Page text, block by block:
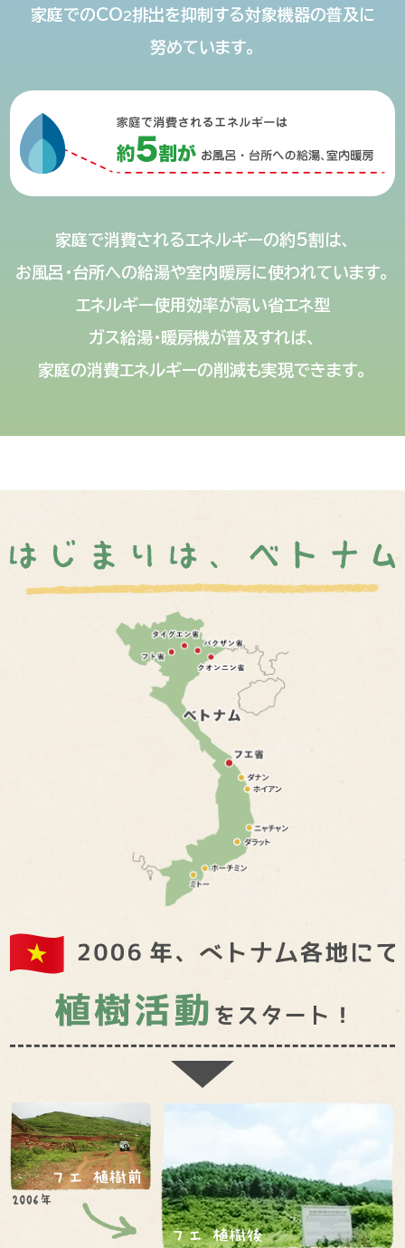
家庭でのCO2排出を抑制する対象機器の普及に
努めています。
家庭で消費されるエネルギーの約5割は、
お風呂・台所への給湯や室内暖房に使われています。
エネルギー使用効率が高い省エネ型
ガス給湯・暖房機が普及すれば、
家庭の消費エネルギーの削減も実現できます。